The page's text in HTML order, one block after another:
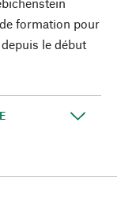
formation pour
le début